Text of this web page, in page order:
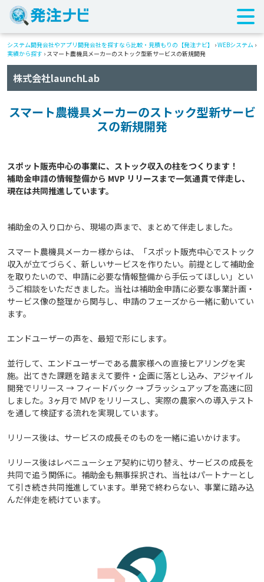
システム開発会社やアプリ開発会社を探すなら比較・見積もりの【発注ナビ】 ›WEBシステム ›
実績から探す › スマート農機具メーカーのストック型新サービスの新規開発
株式会社launchLab
スマート農機具メーカーのストック型新サービ
スの新規開発
スポット販売中心の事業に、ストック収入の柱をつくります！
補助金申請の情報整備から MVP リリースまで一気通貫で伴走し、
補助金の入り口から、現場の声まで、まとめて伴走しました。
スマート農機具メーカー様からは、「スポット販売中心でストック
収入が立てづらく、新しいサービスを作りたい。前提として補助金
を取りたいので、申請に必要な情報整備から手伝ってほしい」とい
うご相談をいただきました。当社は補助金申請に必要な事業計画・
サービス像の整理から関与し、申請のフェーズから一緒に動いてい
ます。
エンドユーザーの声を、最短で形にします。
並行して、エンドユーザーである農家様への直接ヒアリングを実
施。出てきた課題を踏まえて要件・企画に落とし込み、アジャイル
開発でリリース → フィードバック → ブラッシュアップを高速に回
しました。3ヶ月で MVP をリリースし、実際の農家への導入テスト
を通して検証する流れを実現しています。
リリース後は、サービスの成長そのものを一緒に追いかけます。
リリース後はレベニューシェア契約に切り替え、サービスの成長を
共同で追う関係に。補助金も無事採択され、当社はパートナーとし
て引き続き共同推進しています。単発で終わらない、事業に踏み込
んだ伴走を続けています。